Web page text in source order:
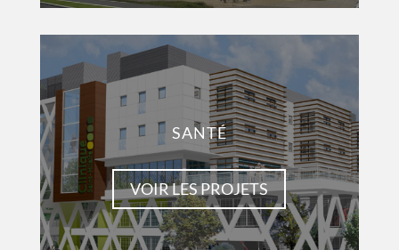
SANTÉ
VOIR LES PROJETS